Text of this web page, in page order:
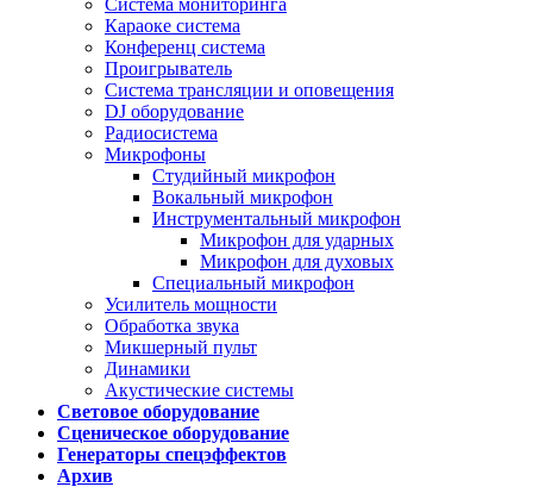
Система мониторинга
Караоке система
Конференц система
Проигрыватель
Система трансляции и оповещения
DJ оборудование
Радиосистема
Микрофоны
Студийный микрофон
Вокальный микрофон
Инструментальный микрофон
Микрофон для ударных
Микрофон для духовых
Специальный микрофон
Усилитель мощности
Обработка звука
Микшерный пульт
Динамики
Акустические системы
Световое оборудование
Сценическое оборудование
Генераторы спецэффектов
Архив